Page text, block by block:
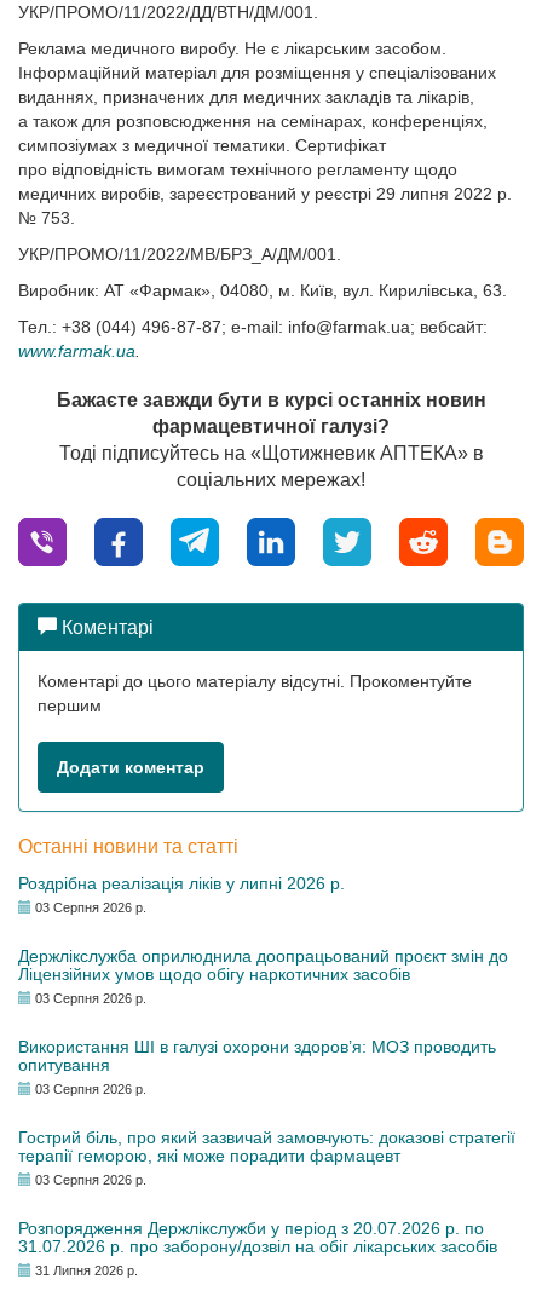
УКР/ПРОМО/11/2022/ДД/ВТН/ДМ/001.
Реклама медичного виробу. Не є лікарським засобом.
Інформаційний матеріал для розміщення у спеціалізованих
виданнях, призначених для медичних закладів та лікарів,
а також для розповсюдження на семінарах, конференціях,
симпозіумах з медичної тематики. Сертифікат
про відповідність вимогам технічного регламенту щодо
медичних виробів, зареєстрований у реєстрі 29 липня 2022 р.
№ 753.
УКР/ПРОМО/11/2022/МВ/БРЗ_А/ДМ/001.
Виробник: АТ «Фармак», 04080, м. Київ, вул. Кирилівська, 63.
Тел.: +38 (044) 496-87-87; e-mail: info@farmak.ua; вебсайт:
www.farmak.ua
Бажаєте завжди бути в курсі останніх новин
фармацевтичної галузі?
Тоді підписуйтесь на «Щотижневик АПТЕКА» в
соціальних мережах!
Коментарі
Коментарі до цього матеріалу відсутні. Прокоментуйте
першим
Додати коментар
Останні новини та статті
Роздрібна реалізація ліків у липні 2026 р.
03 Серпня 2026 р.
Держлікслужба оприлюднила доопрацьований проєкт змін до
Ліцензійних умов щодо обігу наркотичних засобів
03 Серпня 2026 р.
Використання ШІ в галузі охорони здоров’я: МОЗ проводить
опитування
03 Серпня 2026 р.
Гострий біль, про який зазвичай замовчують: доказові стратегії
терапії геморою, які може порадити фармацевт
03 Серпня 2026 р.
Розпорядження Держлікслужби у період з 20.07.2026 р. по
31.07.2026 р. про заборону/дозвіл на обіг лікарських засобів
31 Липня 2026 р.